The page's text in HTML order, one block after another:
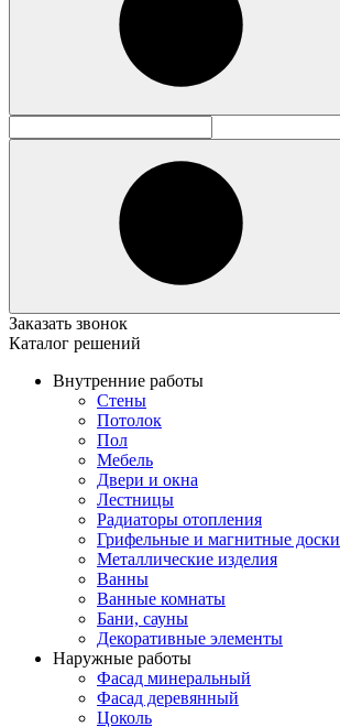
Заказать звонок
Каталог решений
Внутренние работы
Стены
Потолок
Пол
Мебель
Двери и окна
Лестницы
Радиаторы отопления
Грифельные и магнитные доски
Металлические изделия
Ванны
Ванные комнаты
Бани, сауны
Декоративные элементы
Наружные работы
Фасад минеральный
Фасад деревянный
Цоколь